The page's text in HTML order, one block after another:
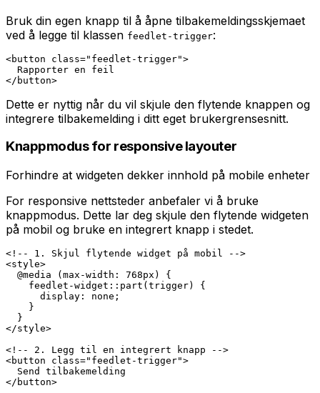
Bruk din egen knapp til å åpne tilbakemeldingsskjemaet
ved å legge til klassen feedlet-trigger:
<button class="feedlet-trigger">
  Rapporter en feil
</button>
Dette er nyttig når du vil skjule den flytende knappen og
integrere tilbakemelding i ditt eget brukergrensesnitt.
Knappmodus for responsive layouter
Forhindre at widgeten dekker innhold på mobile enheter
For responsive nettsteder anbefaler vi å bruke
knappmodus. Dette lar deg skjule den flytende widgeten
på mobil og bruke en integrert knapp i stedet.
<!-- 1. Skjul flytende widget på mobil -->
<style>
  @media (max-width: 768px) {
    feedlet-widget::part(trigger) {
      display: none;
    }
  }
</style>
<!-- 2. Legg til en integrert knapp -->
<button class="feedlet-trigger">
  Send tilbakemelding
</button>